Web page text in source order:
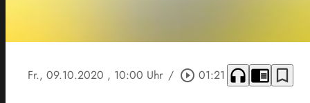
Fr., 09.10.2020 , 10:00 Uhr / play_circle_outline 01:21 headphones chrome_reader_mode bookmark_border